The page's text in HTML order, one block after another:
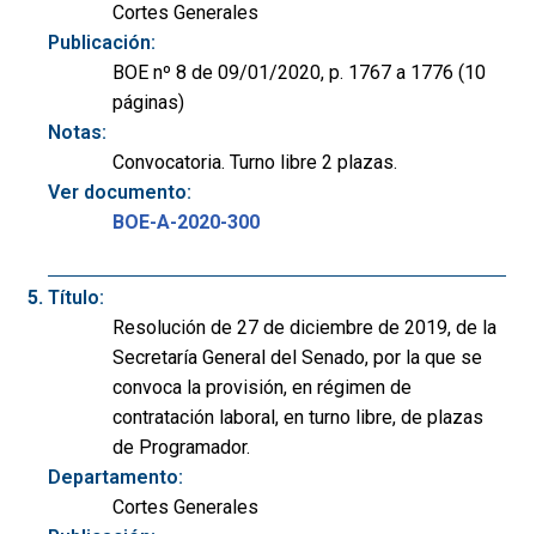
Cortes Generales
Publicación:
BOE nº 8 de 09/01/2020, p. 1767 a 1776 (10
páginas)
Notas:
Convocatoria. Turno libre 2 plazas.
Ver documento:
BOE-A-2020-300
Título:
Resolución de 27 de diciembre de 2019, de la
Secretaría General del Senado, por la que se
convoca la provisión, en régimen de
contratación laboral, en turno libre, de plazas
de Programador.
Departamento:
Cortes Generales